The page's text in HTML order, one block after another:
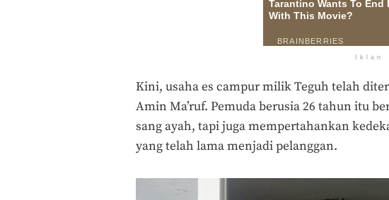
Iklan
Kini, usaha es campur milik Teguh telah
Amin Ma’ruf. Pemuda berusia 26 tahun itu
sang ayah, tapi juga mempertahankan
yang telah lama menjadi pelanggan.